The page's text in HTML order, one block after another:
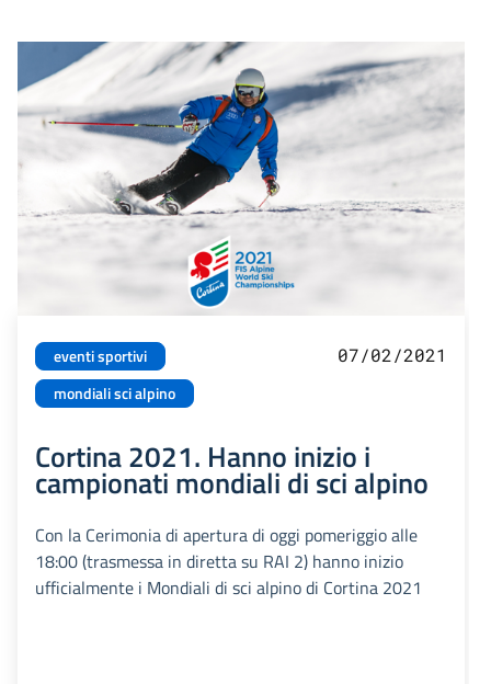
eventi sportivi
mondiali sci alpino
07/02/2021
Cortina 2021. Hanno inizio i
campionati mondiali di sci alpino
Con la Cerimonia di apertura di oggi pomeriggio alle
18:00 (trasmessa in diretta su RAI 2) hanno inizio
ufficialmente i Mondiali di sci alpino di Cortina 2021